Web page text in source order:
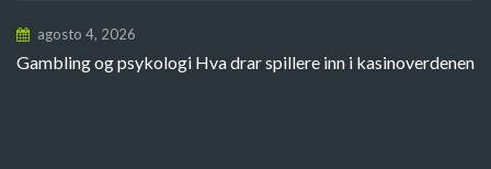
agosto 4, 2026
Gambling og psykologi Hva drar spillere inn i kasinoverdenen